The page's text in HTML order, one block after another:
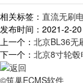
相关标签： 直流无刷
发布时间：2021-2-
上一个： 北京BL36无
下一个： 北京8寸轮毂
©筑巢ECMS软件